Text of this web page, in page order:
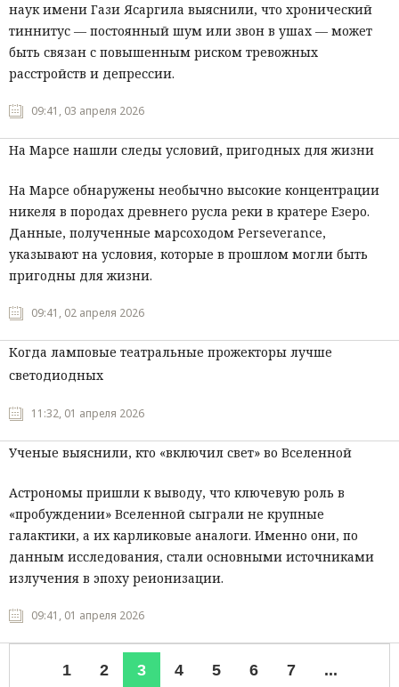
наук имени Гази Ясаргила выяснили, что хронический
тиннитус — постоянный шум или звон в ушах — может
быть связан с повышенным риском тревожных
расстройств и депрессии.
09:41, 03 апреля 2026
На Марсе нашли следы условий, пригодных для жизни
На Марсе обнаружены необычно высокие концентрации
никеля в породах древнего русла реки в кратере Езеро.
Данные, полученные марсоходом Perseverance,
указывают на условия, которые в прошлом могли быть
пригодны для жизни.
09:41, 02 апреля 2026
Когда ламповые театральные прожекторы лучше
светодиодных
11:32, 01 апреля 2026
Ученые выяснили, кто «включил свет» во Вселенной
Астрономы пришли к выводу, что ключевую роль в
«пробуждении» Вселенной сыграли не крупные
галактики, а их карликовые аналоги. Именно они, по
данным исследования, стали основными источниками
излучения в эпоху реионизации.
09:41, 01 апреля 2026
1 2 3 4 5 6 7 ...